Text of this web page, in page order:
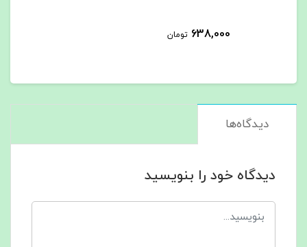
638,000 تومان
دیدگاه‌ها
دیدگاه خود را بنویسید